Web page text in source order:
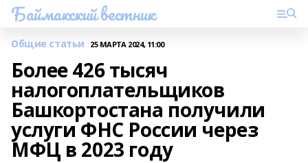
Баймакский вестник
Общие статьи 25 МАРТА 2024, 11:00
Более 426 тысяч
налогоплательщиков
Башкортостана получили
услуги ФНС России через
МФЦ в 2023 году